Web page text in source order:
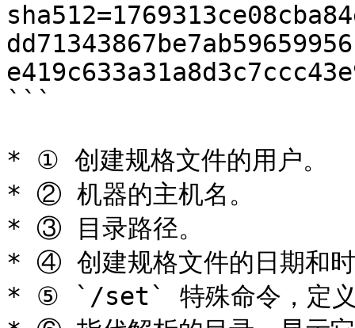
```
* ① 创建规格文件的用户。
* ② 机器的主机名。
* ③ 目录路径。
* ④ 创建规格文件的日期和
* ⑤ `/set` 特殊命令，定义